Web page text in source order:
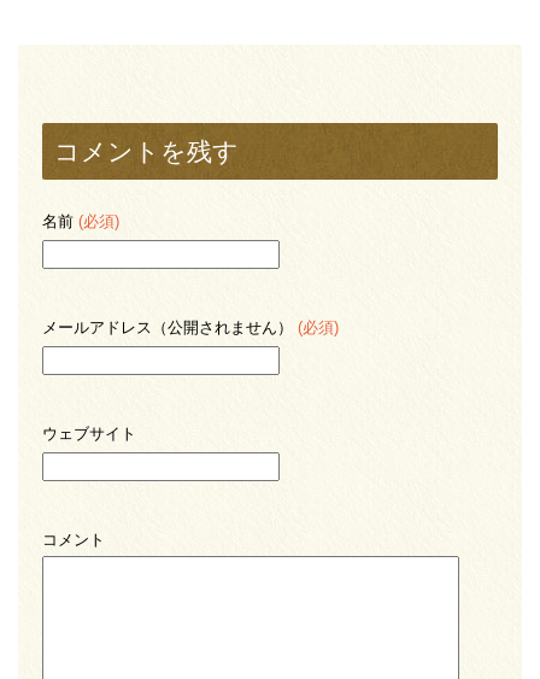
コメントを残す
名前 (必須)
メールアドレス（公開されません） (必須)
ウェブサイト
コメント